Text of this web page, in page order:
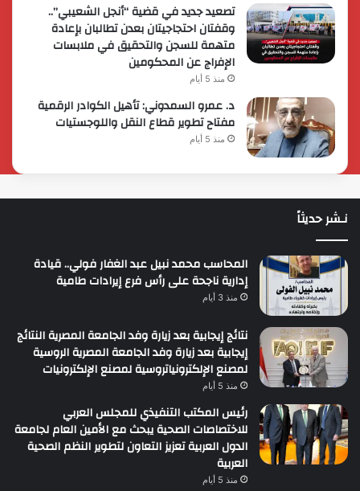
تصعيد جديد في قضية “أنجل الشعيبي”..
وقفتان احتجاجيتان بعدن تطالبان بإعادة
متهمة للسجن والتحقيق في ملابسات
الإفراج عن المحكومين
منذ 5 أيام
د. عمرو السمدوني: تأهيل الكوادر الرقمية
مفتاح تطوير قطاع النقل واللوجستيات
منذ 5 أيام
نـشر حديثاً
المحاسب محمد نبيل عبد الغفار فولي.. قيادة
إدارية ناجحة على رأس فرع إيرادات طامية
منذ 3 أيام
نتائج إيجابية بعد زيارة وفد الجامعة المصرية النتائج
إيجابية بعد زيارة وفد الجامعة المصرية الروسية
لمصنع الإلكترونياتروسية لمصنع الإلكترونيات
منذ 5 أيام
رئيس المكتب التنفيذي للمجلس العربي
للاختصاصات الصحية يبحث مع الأمين العام لجامعة
الدول العربية تعزيز التعاون لتطوير النظم الصحية
العربية
منذ 5 أيام